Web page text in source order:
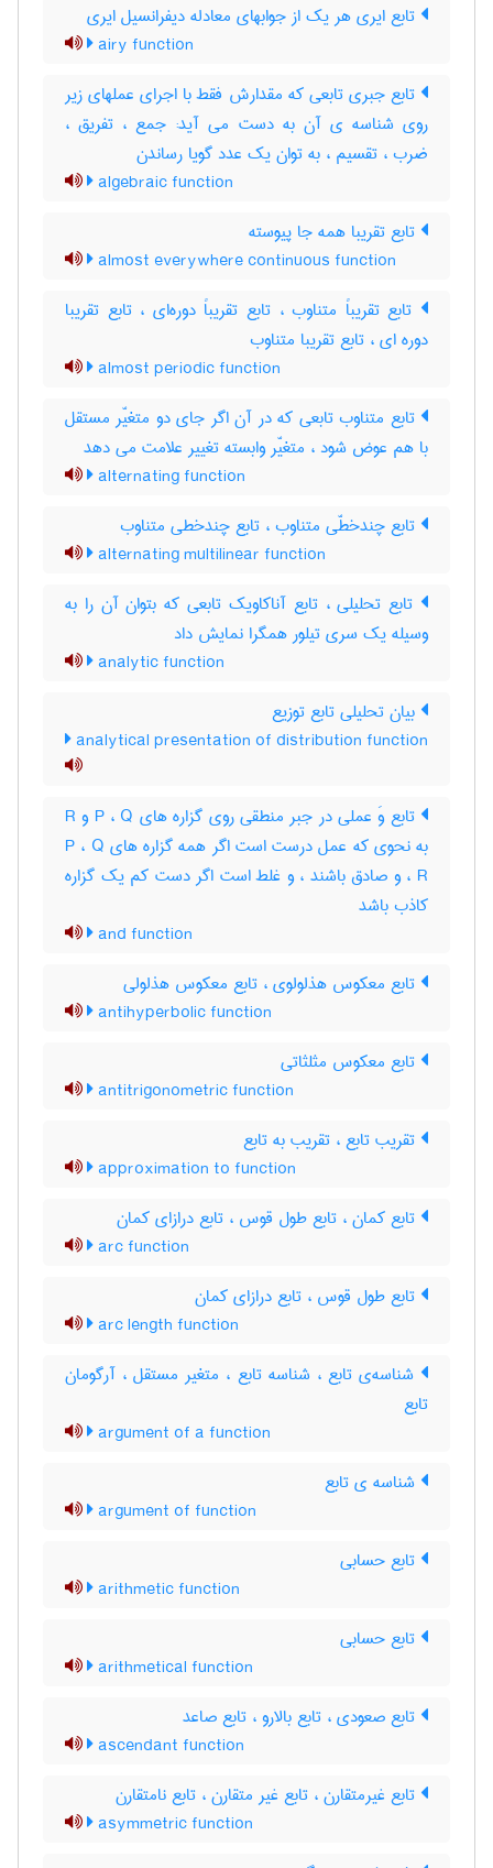
تابع ایری هر یک از جوابهای معادله دیفرانسیل ایری
airy function
تابع جبری تابعی که مقدارش فقط با اجرای عملهای زیر
روی شناسه ی آن به دست می آید: جمع ، تفریق ،
ضرب ، تقسیم ، به توان یک عدد گویا رساندن
algebraic function
تابع تقریبا همه جا پیوسته
almost everywhere continuous function
تابع تقریباً متناوب ، تابع تقریباً دوره‌ای ، تابع تقریبا
دوره ای ، تابع تقریبا متناوب
almost periodic function
تابع متناوب تابعی که در آن اگر جای دو متغیّر مستقل
با هم عوض شود ، متغیّر وابسته تغییر علامت می دهد
alternating function
تابع چندخطّی متناوب ، تابع چندخطی متناوب
alternating multilinear function
تابع تحلیلی ، تابع آناکاویک تابعی که بتوان آن را به
وسیله یک سری تیلور همگرا نمایش داد
analytic function
بیان تحلیلی تابع توزیع
analytical presentation of distribution function
تابع وَ عملی در جبر منطقی روی گزاره های P ، Q و R
به نحوی که عمل درست است اگر همه گزاره های P ، Q
، R و صادق باشند ، و غلط است اگر دست کم یک گزاره
کاذب باشد
and function
تابع معکوس هذلولوی ، تابع معکوس هذلولی
antihyperbolic function
تابع معکوس مثلثاتی
antitrigonometric function
تقریب تابع ، تقریب به تابع
approximation to function
تابع کمان ، تابع طول قوس ، تابع درازای کمان
arc function
تابع طول قوس ، تابع درازای کمان
arc length function
شناسه‌ی تابع ، شناسه تابع ، متغیر مستقل ، آرگومان
تابع
argument of a function
شناسه ی تابع
argument of function
تابع حسابی
arithmetic function
تابع حسابی
arithmetical function
تابع صعودی ، تابع بالارو ، تابع صاعد
ascendant function
تابع غیرمتقارن ، تابع غیر متقارن ، تابع نامتقارن
asymmetric function